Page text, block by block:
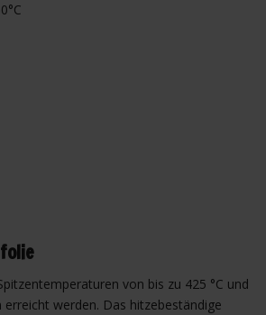
von bis zu 425 °C und
werden. Das hitzebeständige